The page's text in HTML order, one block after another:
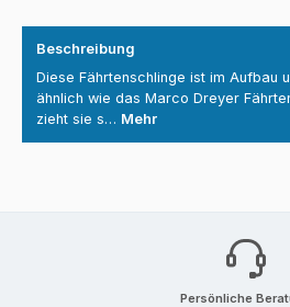
Beschreibung
Diese Fährtenschlinge ist im Aufbau
ähnlich wie das Marco Dreyer
zieht sie s… Mehr
Persönliche